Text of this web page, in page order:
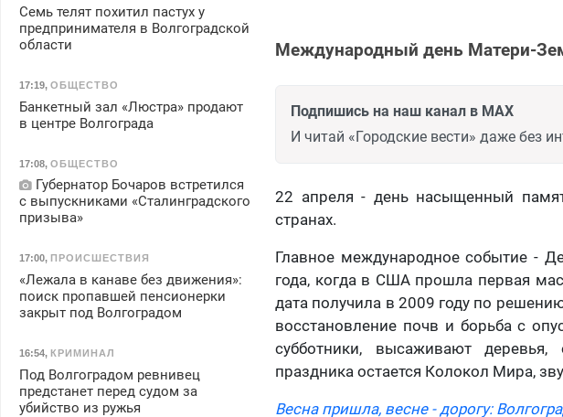
Международный день Матери-
Подпишись на наш канал в MAX
И читай «Городские вести» даже без
22 апреля - день насыщенный
странах.
Главное международное событие -
года, когда в США прошла первая
дата получила в 2009 году по
восстановление почв и борьба с
субботники, высаживают
праздника остается Колокол Мира,
Весна пришла, весне - дорогу:
Семь телят похитил пастух у
предпринимателя в Волгоградской
области
17:19, ОБЩЕСТВО
Банкетный зал «Люстра» продают
в центре Волгограда
17:08, ОБЩЕСТВО
Губернатор Бочаров встретился
с выпускниками «Сталинградского
призыва»
17:00, ПРОИСШЕСТВИЯ
«Лежала в канаве без движения»:
поиск пропавшей пенсионерки
закрыт под Волгоградом
16:54, КРИМИНАЛ
Под Волгоградом ревнивец
предстанет перед судом за
убийство из ружья